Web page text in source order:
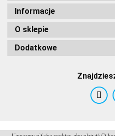
Informacje
O sklepie
Dodatkowe